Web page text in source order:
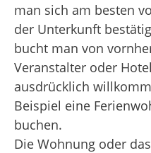
man sich am besten
der Unterkunft
bucht man von
Veranstalter oder
ausdrücklich
Beispiel eine
buchen.
Die Wohnung oder